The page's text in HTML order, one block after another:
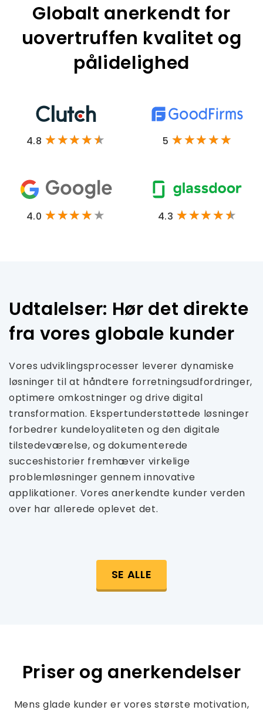
Globalt anerkendt for
uovertruffen kvalitet og
pålidelighed
4.8 5
4.0 4.3
Udtalelser: Hør det direkte
fra vores globale kunder
Vores udviklingsprocesser leverer dynamiske
løsninger til at håndtere forretningsudfordringer,
optimere omkostninger og drive digital
transformation. Ekspertunderstøttede løsninger
forbedrer kundeloyaliteten og den digitale
tilstedeværelse, og dokumenterede
succeshistorier fremhæver virkelige
problemløsninger gennem innovative
applikationer. Vores anerkendte kunder verden
over har allerede oplevet det.
SE ALLE
Priser og anerkendelser
Mens glade kunder er vores største motivation,